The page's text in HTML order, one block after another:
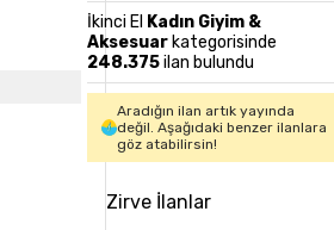
İkinci El Kadın Giyim &
Aksesuarkategorisinde
248.375ilan bulundu
Aradığın ilan artık yayında
değil. Aşağıdaki benzer ilanlara
göz atabilirsin!
Zirve İlanlar